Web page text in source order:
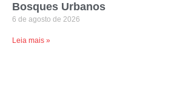
Bosques Urbanos
6 de agosto de 2026
Leia mais »